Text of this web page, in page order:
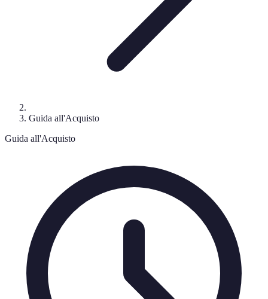
Guida all'Acquisto
Guida all'Acquisto